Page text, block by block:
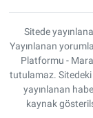
Sitede
Yayınlanan
Platformu -
tutulamaz. Sitedeki
yayınlanan
kaynak